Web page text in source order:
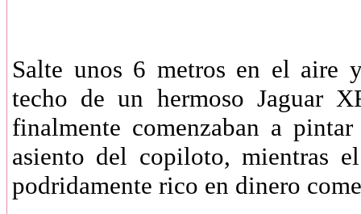
Salte unos 6 metros en el aire
techo de un hermoso Jaguar
finalmente comenzaban a
asiento del copiloto, mientras
podridamente rico en dinero